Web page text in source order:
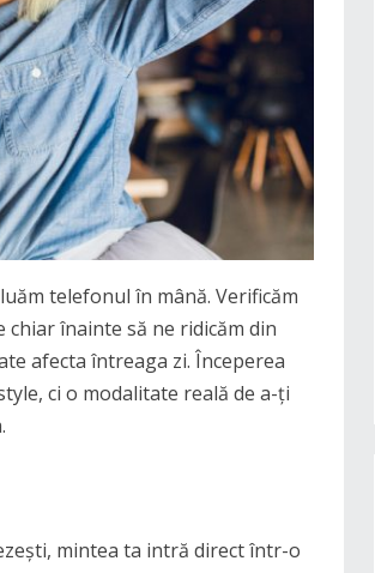
telefonul în mână. Verificăm
înainte să ne ridicăm din
afecta întreaga zi. Începerea
ci o modalitate reală de a-ți
mintea ta intră direct într-o